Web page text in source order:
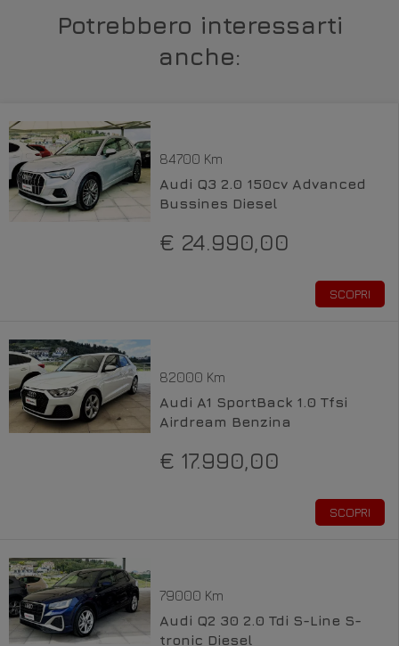
Potrebbero interessarti
anche:
84700 Km
Audi Q3 2.0 150cv Advanced
Bussines Diesel
€ 24.990,00
SCOPRI
82000 Km
Audi A1 SportBack 1.0 Tfsi
Airdream Benzina
€ 17.990,00
SCOPRI
79000 Km
Audi Q2 30 2.0 Tdi S-Line S-
tronic Diesel